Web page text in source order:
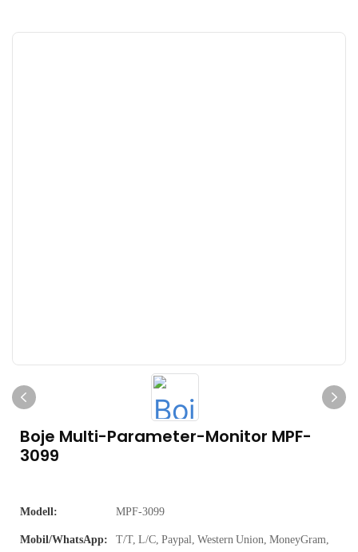
Boje Multi-Parameter-Monitor MPF-
3099
Modell: MPF-3099
Mobil/WhatsApp:
T/T, L/C, Paypal, Western Union, MoneyGram,